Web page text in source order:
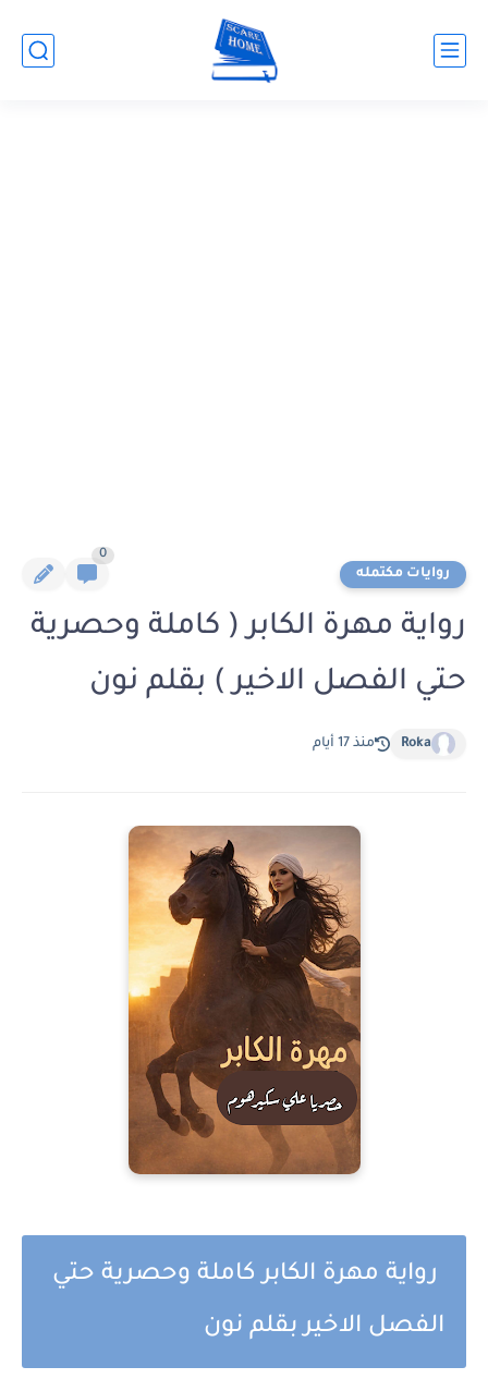
روايات مكتمله
0
رواية مهرة الكابر ( كاملة وحصرية
حتي الفصل الاخير ) بقلم نون
Roka منذ 17 أيام
رواية مهرة الكابر كاملة وحصرية حتي
الفصل الاخير بقلم نون